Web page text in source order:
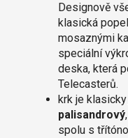
Designově
klasická
mosaznými
speciální
deska, která
Telecasterů.
krk je klasicky
palisandrový
spolu s